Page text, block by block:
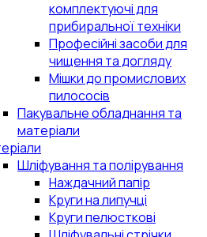
комплектуючі для
прибиральної техніки
Професійні засоби для
чищення та догляду
Мішки до промислових
пилососів
Пакувальне обладнання та
матеріали
Шліфування та полірування
Наждачний папір
Круги на липучці
Круги пелюсткові